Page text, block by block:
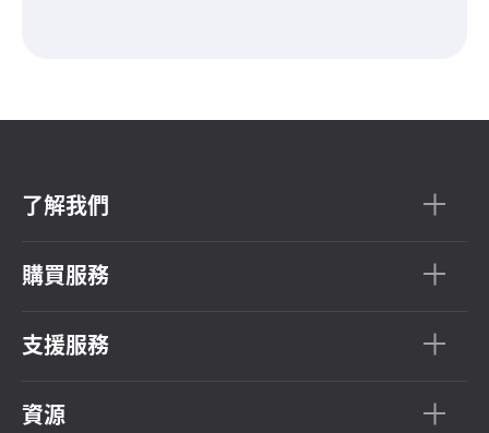
了解我們
購買服務
支援服務
資源